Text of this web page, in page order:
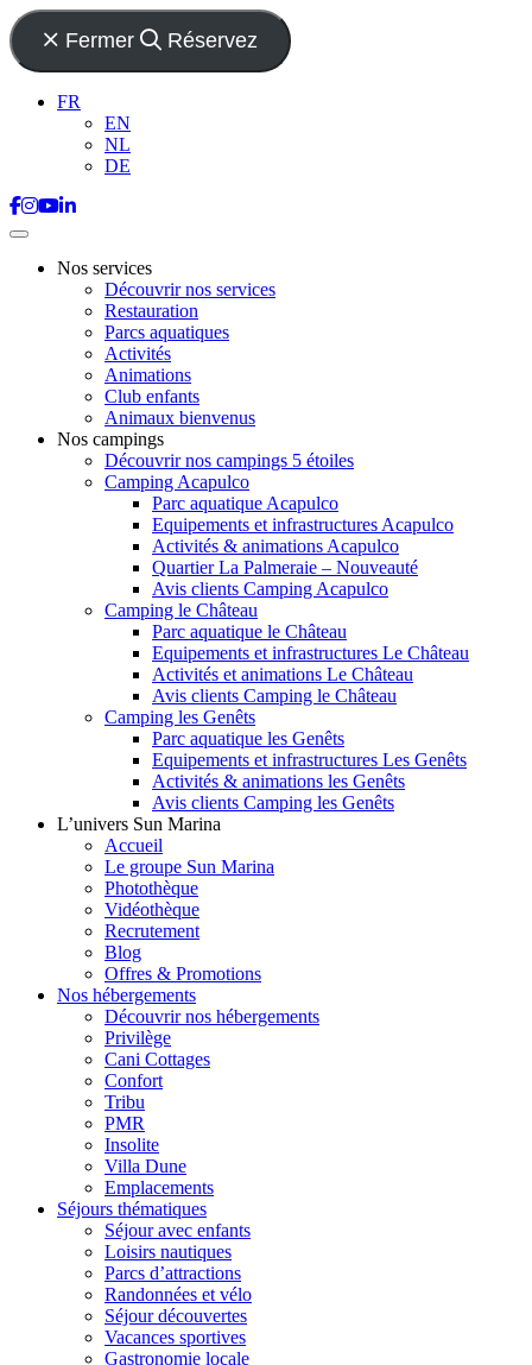
Fermer Réservez
FR
EN
NL
DE
Nos services
Découvrir nos services
Restauration
Parcs aquatiques
Activités
Animations
Club enfants
Animaux bienvenus
Nos campings
Découvrir nos campings 5 étoiles
Camping Acapulco
Parc aquatique Acapulco
Equipements et infrastructures Acapulco
Activités & animations Acapulco
Quartier La Palmeraie – Nouveauté
Avis clients Camping Acapulco
Camping le Château
Parc aquatique le Château
Equipements et infrastructures Le Château
Activités et animations Le Château
Avis clients Camping le Château
Camping les Genêts
Parc aquatique les Genêts
Equipements et infrastructures Les Genêts
Activités & animations les Genêts
Avis clients Camping les Genêts
L’univers Sun Marina
Accueil
Le groupe Sun Marina
Photothèque
Vidéothèque
Recrutement
Blog
Offres & Promotions
Nos hébergements
Découvrir nos hébergements
Privilège
Cani Cottages
Confort
Tribu
PMR
Insolite
Villa Dune
Emplacements
Séjours thématiques
Séjour avec enfants
Loisirs nautiques
Parcs d’attractions
Randonnées et vélo
Séjour découvertes
Vacances sportives
Gastronomie locale